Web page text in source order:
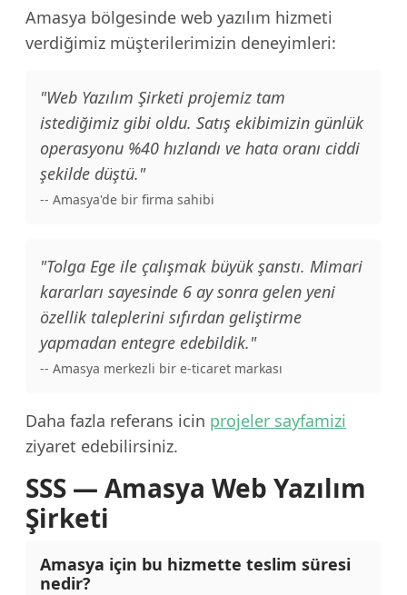
Amasya bölgesinde web yazılım hizmeti
verdiğimiz müşterilerimizin deneyimleri:
"Web Yazılım Şirketi projemiz tam
istediğimiz gibi oldu. Satış ekibimizin günlük
operasyonu %40 hızlandı ve hata oranı ciddi
şekilde düştü."
-- Amasya'de bir firma sahibi
"Tolga Ege ile çalışmak büyük şanstı. Mimari
kararları sayesinde 6 ay sonra gelen yeni
özellik taleplerini sıfırdan geliştirme
yapmadan entegre edebildik."
-- Amasya merkezli bir e-ticaret markası
Daha fazla referans icin projeler sayfamizi
ziyaret edebilirsiniz.
SSS — Amasya Web Yazılım
Şirketi
Amasya için bu hizmette teslim süresi
nedir?